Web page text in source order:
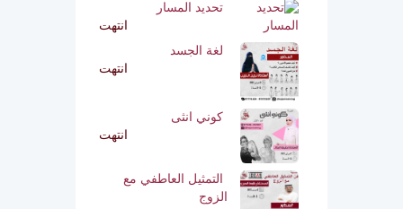
تحديد المسار
انتهت
لغة الجسد
انتهت
كوني انثى
انتهت
التمثيل العاطفي مع
الزوج